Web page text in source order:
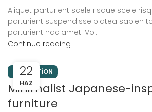
Aliquet parturient scele risque scele
parturient suspendisse platea sapien
parturient hac amet. Vo...
Continue reading
22
HAZ
INSPIRATION
Minimalist Japanese-
furniture